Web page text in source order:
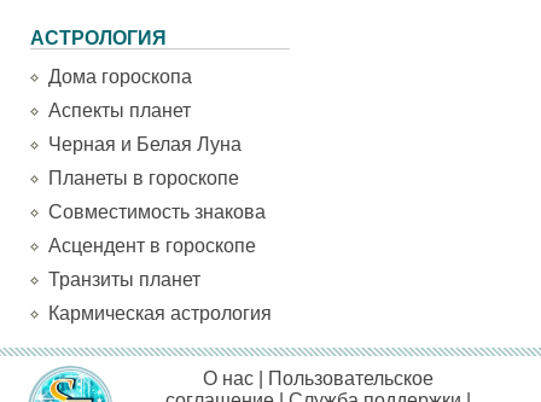
АСТРОЛОГИЯ
Дома гороскопа
Аспекты планет
Черная и Белая Луна
Планеты в гороскопе
Совместимость знакова
Асцендент в гороскопе
Транзиты планет
Кармическая астрология
О нас
Пользовательское